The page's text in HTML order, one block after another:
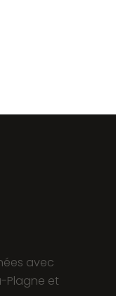
avec
Plagne et